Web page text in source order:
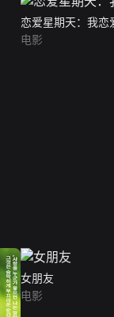
恋爱星期天：我恋
电影
女朋友
电影